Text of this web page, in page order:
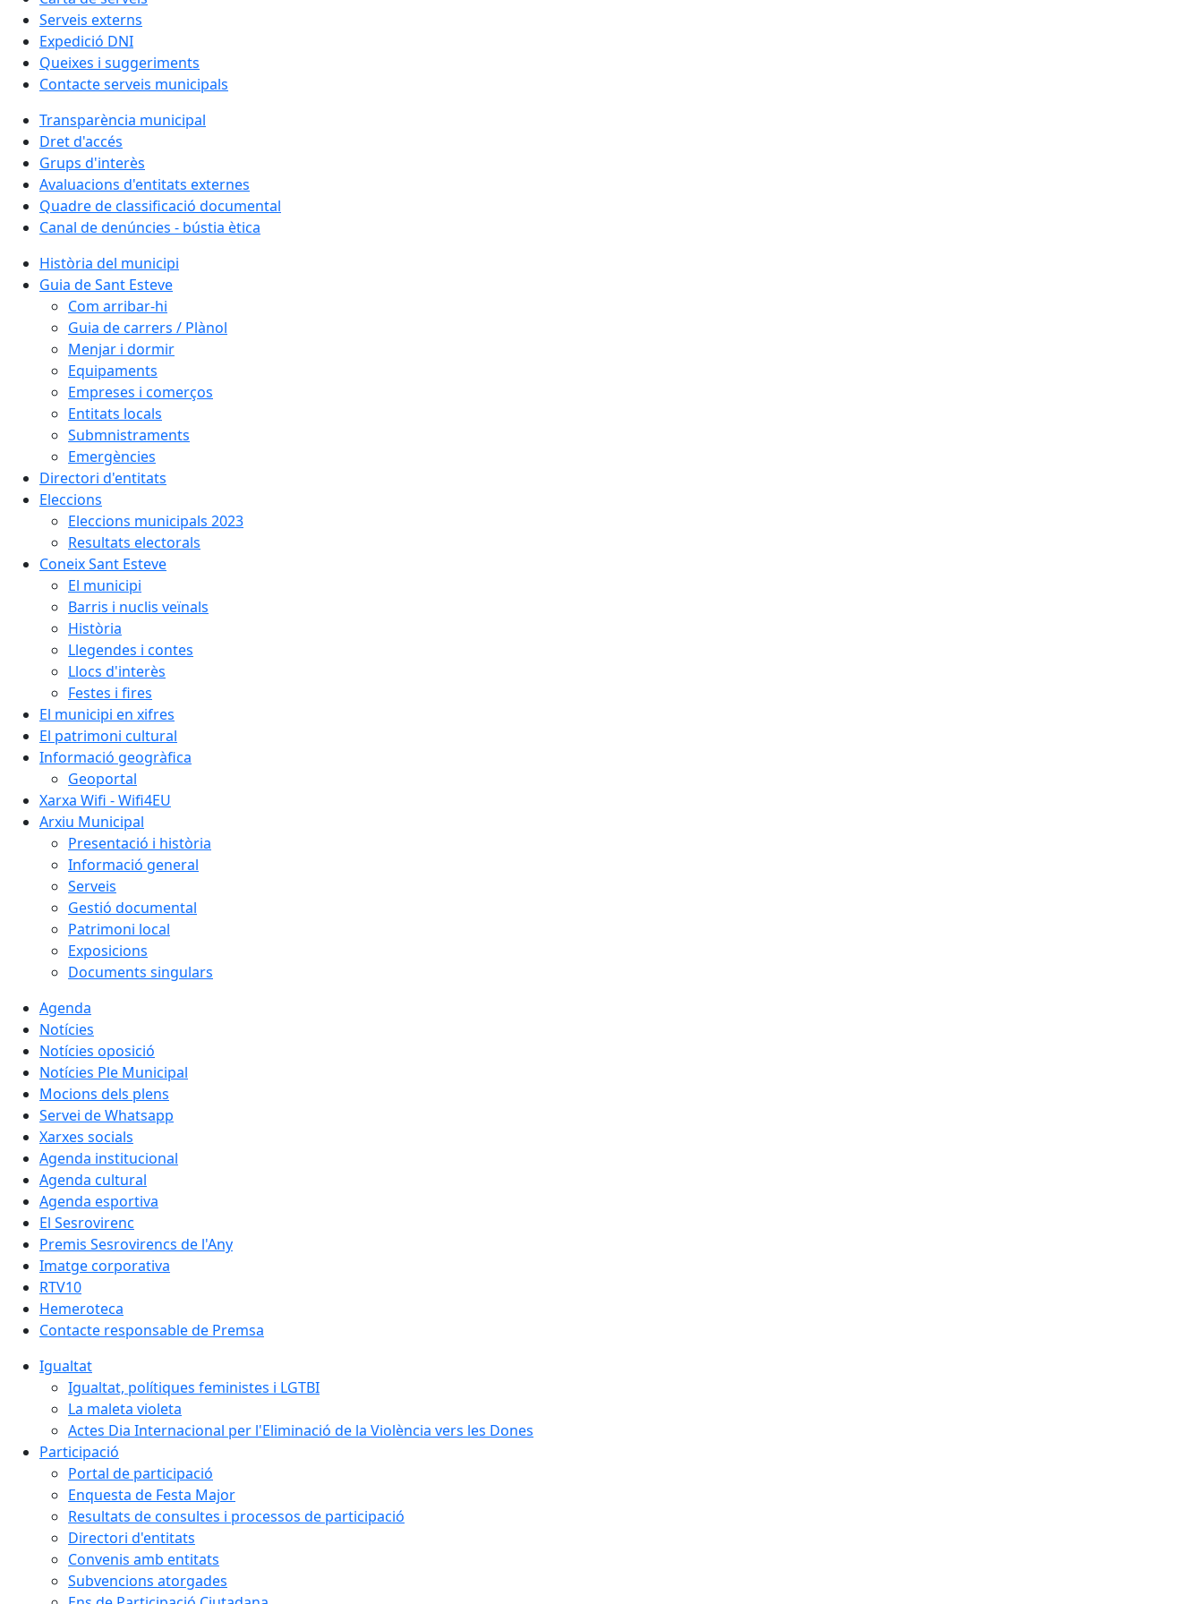
Serveis externs
Expedició DNI
Queixes i suggeriments
Contacte serveis municipals
Transparència municipal
Dret d'accés
Grups d'interès
Avaluacions d'entitats externes
Quadre de classificació documental
Canal de denúncies - bústia ètica
Història del municipi
Guia de Sant Esteve
Com arribar-hi
Guia de carrers / Plànol
Menjar i dormir
Equipaments
Empreses i comerços
Entitats locals
Submnistraments
Emergències
Directori d'entitats
Eleccions
Eleccions municipals 2023
Resultats electorals
Coneix Sant Esteve
El municipi
Barris i nuclis veïnals
Història
Llegendes i contes
Llocs d'interès
Festes i fires
El municipi en xifres
El patrimoni cultural
Informació geogràfica
Geoportal
Xarxa Wifi - Wifi4EU
Arxiu Municipal
Presentació i història
Informació general
Serveis
Gestió documental
Patrimoni local
Exposicions
Documents singulars
Agenda
Notícies
Notícies oposició
Notícies Ple Municipal
Mocions dels plens
Servei de Whatsapp
Xarxes socials
Agenda institucional
Agenda cultural
Agenda esportiva
El Sesrovirenc
Premis Sesrovirencs de l'Any
Imatge corporativa
RTV10
Hemeroteca
Contacte responsable de Premsa
Igualtat
Igualtat, polítiques feministes i LGTBI
La maleta violeta
Actes Dia Internacional per l'Eliminació de la Violència vers les Dones
Participació
Portal de participació
Enquesta de Festa Major
Resultats de consultes i processos de participació
Directori d'entitats
Convenis amb entitats
Subvencions atorgades